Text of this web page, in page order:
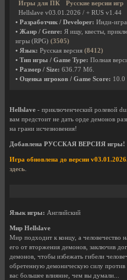
Игры для ПК
Русские версии игр
Hellslave v03.01.2026 / + RUS v1.44
• Разработчик / Developer: Инди-игра
• Жанр / Genre: Я ищу, квесты,
игры (RPG) (3505)
• Язык: Русская версия (8412)
• Тип игры / Game Type: Полная
• Размер / Size: 636.77 Мб.
• Оценка игроков / Game Score: 10.0
Hellslave - приключенческий ролевой
вам предстоит не дать орде демонов
на грани исчезновения!
Добавлена РУССКАЯ ВЕРСИЯ игры!
Игра обновлена до версии
здесь.
Язык игры: Английский
Мир Hellslave
Мир подходит к концу, а человечество
его от вторжения демонов, заключив
демонов, чтобы избежать гибели
обретенную демоническую силу против
вас большее влияние, чем вы думали...